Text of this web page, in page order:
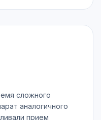
сложного
аналогичного
прием